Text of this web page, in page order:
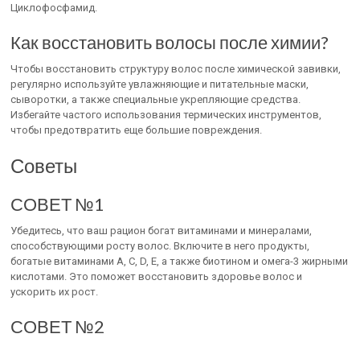
Циклофосфамид.
Как восстановить волосы после химии?
Чтобы восстановить структуру волос после химической завивки,
регулярно используйте увлажняющие и питательные маски,
сыворотки, а также специальные укрепляющие средства.
Избегайте частого использования термических инструментов,
чтобы предотвратить еще большие повреждения.
Советы
СОВЕТ №1
Убедитесь, что ваш рацион богат витаминами и минералами,
способствующими росту волос. Включите в него продукты,
богатые витаминами A, C, D, E, а также биотином и омега-3 жирными
кислотами. Это поможет восстановить здоровье волос и
ускорить их рост.
СОВЕТ №2